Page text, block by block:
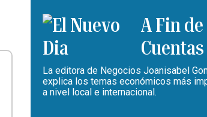
A Fin de
Cuentas
La editora de Negocios Joanisabel
explica los temas económicos más
a nivel local e internacional.